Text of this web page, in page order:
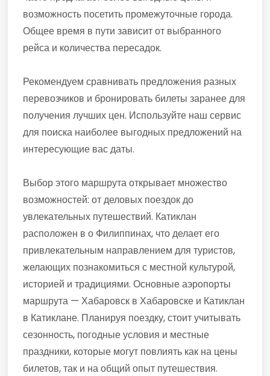
возможность посетить промежуточные города.
Общее время в пути зависит от выбранного
рейса и количества пересадок.
Рекомендуем сравнивать предложения разных
перевозчиков и бронировать билеты заранее для
получения лучших цен. Используйте наш сервис
для поиска наиболее выгодных предложений на
интересующие вас даты.
Выбор этого маршрута открывает множество
возможностей: от деловых поездок до
увлекательных путешествий. Катиклан
расположен в о Филиппинах, что делает его
привлекательным направлением для туристов,
желающих познакомиться с местной культурой,
историей и традициями. Основные аэропорты
маршрута — Хабаровск в Хабаровске и Катиклан
в Катиклане. Планируя поездку, стоит учитывать
сезонность, погодные условия и местные
праздники, которые могут повлиять как на цены
билетов, так и на общий опыт путешествия.